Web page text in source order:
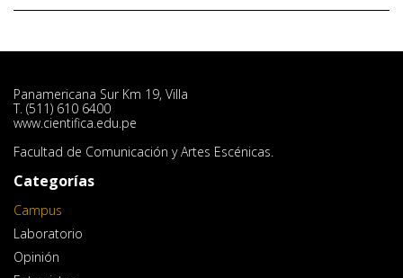
Panamericana Sur Km 19, Villa
T. (511) 610 6400
www.cientifica.edu.pe
Facultad de Comunicación y Artes Escénicas.
Categorías
Campus
Laboratorio
Opinión